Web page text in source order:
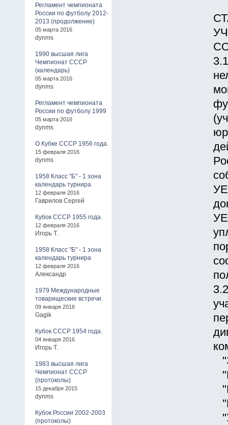
Регламент чемпионата
России по футболу 2012-
2013 (продолжение)
05 марта 2016
dynms
1990 высшая лига
Чемпионат СССР
(календарь)
05 марта 2016
dynms
Регламент чемпионата
России по футболу 1999
05 марта 2016
dynms
О Кубке СССР 1956 года.
15 февраля 2016
dynms
1958 Класс "Б" - 1 зона
календарь турнира
12 февраля 2016
Гаврилов Сергей
Кубок СССР 1955 года.
12 февраля 2016
Игорь Т.
1958 Класс "Б" - 1 зона
календарь турнира
12 февраля 2016
Александр
1979 Международные
товарищеские встречи.
09 января 2016
Gagik
Кубок СССР 1954 года.
04 января 2016
Игорь Т.
1983 высшая лига
Чемпионат СССР
(протоколы)
15 декабря 2015
dynms
Кубок России 2002-2003
(протоколы)